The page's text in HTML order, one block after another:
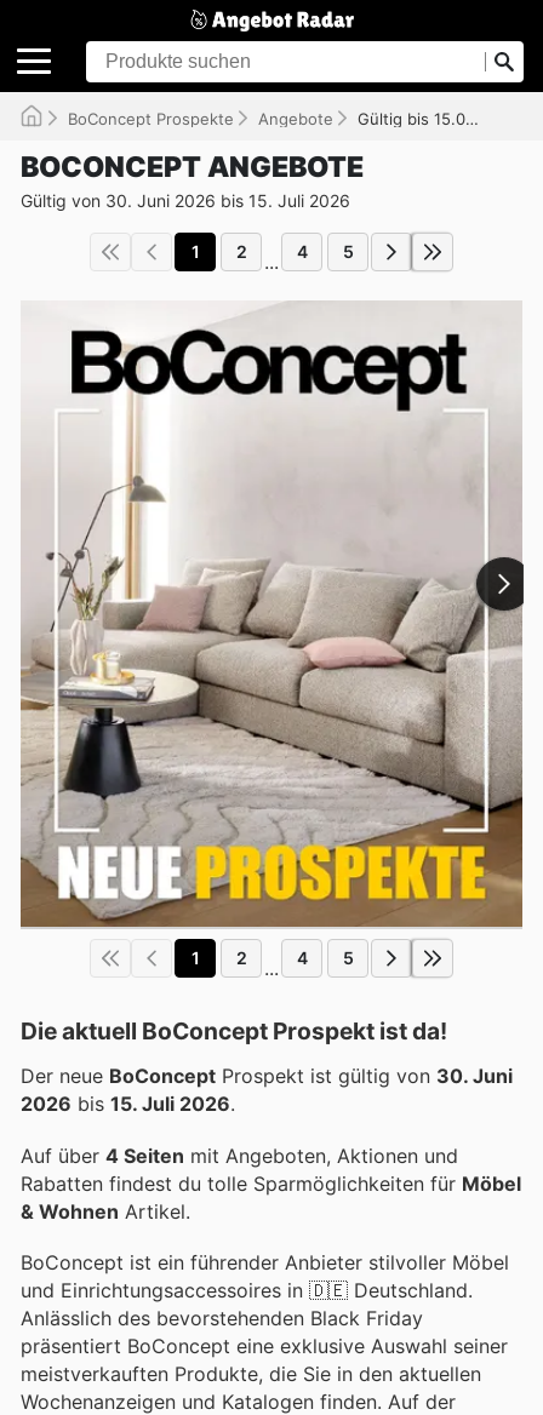
BoConcept Prospekte Angebote Gültig bis 15.07.2026
BOCONCEPT ANGEBOTE
Gültig von 30. Juni 2026 bis 15. Juli 2026
1 2 ... 4 5
1 2 ... 4 5
Die aktuell BoConcept Prospekt ist da!
Der neue BoConcept Prospekt ist gültig von 30. Juni
2026 bis 15. Juli 2026.
Auf über 4 Seiten mit Angeboten, Aktionen und
Rabatten findest du tolle Sparmöglichkeiten für Möbel
& Wohnen Artikel.
BoConcept ist ein führender Anbieter stilvoller Möbel
und Einrichtungsaccessoires in 🇩🇪 Deutschland.
Anlässlich des bevorstehenden Black Friday
präsentiert BoConcept eine exklusive Auswahl seiner
meistverkauften Produkte, die Sie in den aktuellen
Wochenanzeigen und Katalogen finden. Auf der